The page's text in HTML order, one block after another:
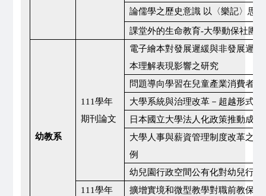
論儒學之歷史意識 以〈樂記〉思
課堂外的生命教育-大學動保社團
幼教系
111學年
期刊論文
電子繪本對發展遲緩與非發展遲
本理解表現影響之研究
問題導向學習在兒童產業消費者
大學系統與治理改革－超越形式至
日本國立大學法人化政策推動成效
大學人事與薪資管理制度改革之
例
幼兒園行政空間公有化對幼兒行為
111學年
擴增實境和微型教學對職前教保人